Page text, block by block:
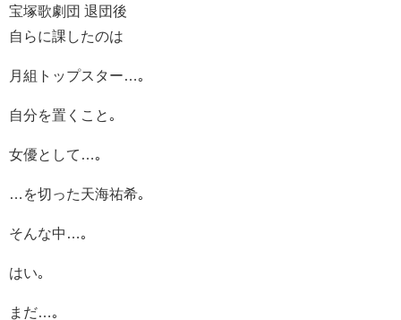
宝塚歌劇団 退団後
自らに課したのは
月組トップスター…｡
自分を置くこと｡
女優として…｡
…を切った天海祐希｡
そんな中…｡
はい｡
まだ…｡